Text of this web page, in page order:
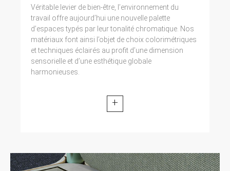
Véritable levier de bien-être, l’environnement du
travail offre aujourd’hui une nouvelle palette
d’espaces typés par leur tonalité chromatique. Nos
matériaux font ainsi l’objet de choix colorimétriques
et techniques éclairés au profit d’une dimension
sensorielle et d’une esthétique globale
harmonieuses.
+